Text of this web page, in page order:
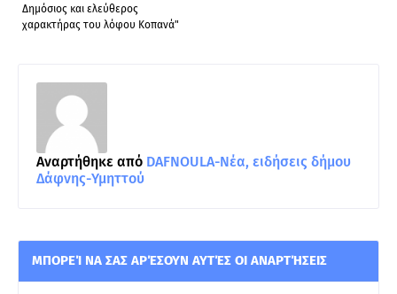
Δημόσιος και ελεύθερος
χαρακτήρας του λόφου Κοπανά"
Αναρτήθηκε από DAFNOULA-Νέα, ειδήσεις δήμου
Δάφνης-Υμηττού
ΜΠΟΡΕΊ ΝΑ ΣΑΣ ΑΡΈΣΟΥΝ ΑΥΤΈΣ ΟΙ ΑΝΑΡΤΉΣΕΙΣ